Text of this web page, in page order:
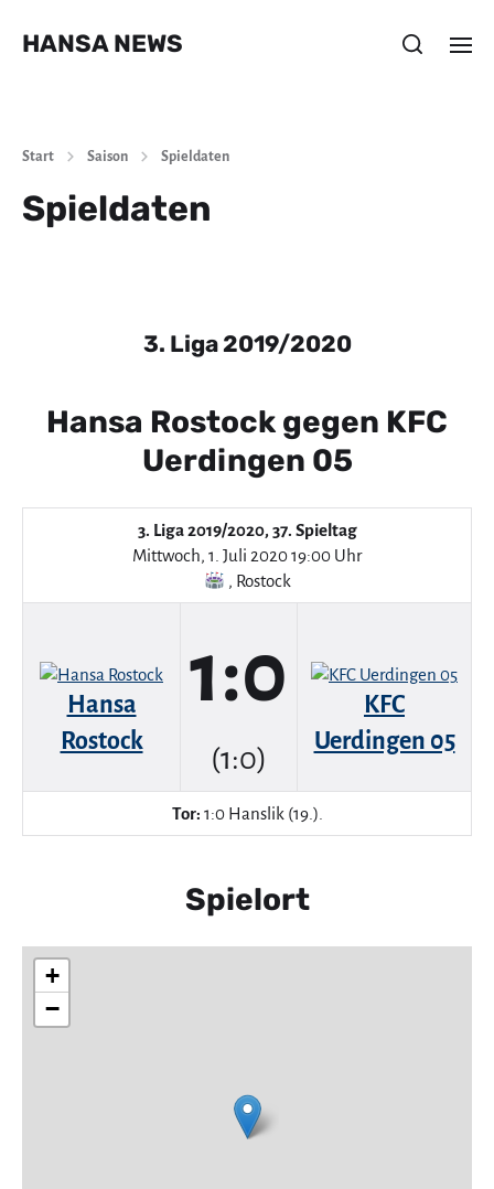
HANSA NEWS
Start Saison Spieldaten
Spieldaten
3. Liga 2019/2020
Hansa Rostock gegen KFC
Uerdingen 05
3. Liga 2019/2020, 37. Spieltag
Mittwoch, 1. Juli 2020 19:00 Uhr
, Rostock
Hansa
Rostock
1:0
(1:0)
KFC
Uerdingen 05
Tor: 1:0 Hanslik (19.).
Spielort
+
−